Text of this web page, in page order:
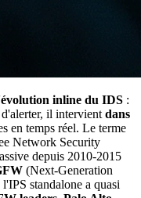
évolution inline du IDS :
il intervient dans
en temps réel. Le terme
Network Security
depuis 2010-2015
(Next-Generation
standalone a quasi